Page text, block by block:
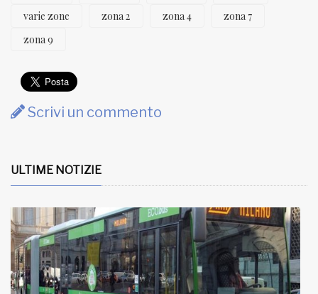
varie zone
zona 2 zona 4
zona 7
zona 9
Scrivi un commento
ULTIME NOTIZIE